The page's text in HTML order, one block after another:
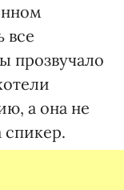
все
прозвучало
а она не
спикер.